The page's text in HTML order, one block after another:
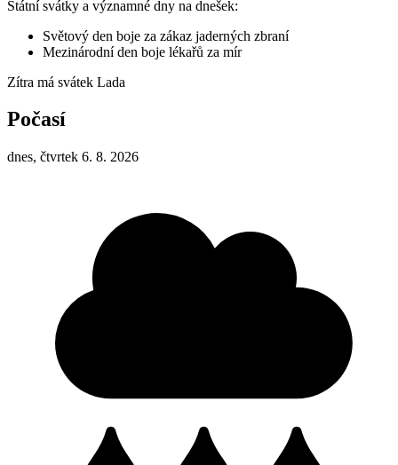
Státní svátky a významné dny na dnešek:
Světový den boje za zákaz jaderných zbraní
Mezinárodní den boje lékařů za mír
Zítra má svátek Lada
Počasí
dnes, čtvrtek 6. 8. 2026